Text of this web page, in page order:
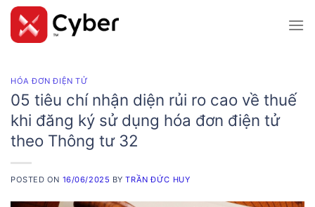
Skip
content
HÓA ĐƠN ĐIỆN TỬ
05 tiêu chí nhận diện rủi ro cao về thuế
khi đăng ký sử dụng hóa đơn điện tử
theo Thông tư 32
POSTED ON 16/06/2025 BYTRẦN ĐỨC HUY